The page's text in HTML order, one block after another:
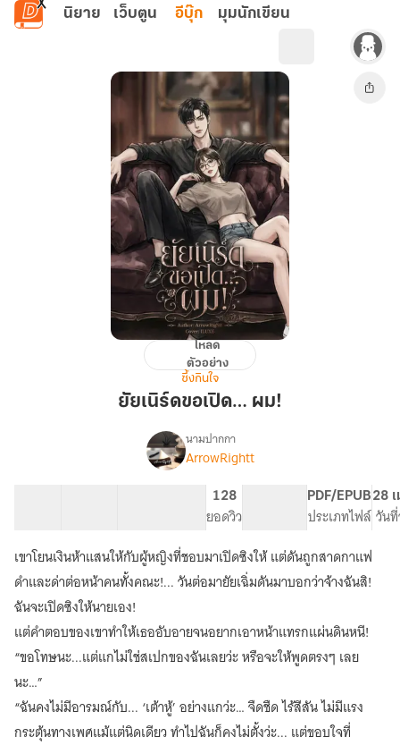
ข้ามไปยังเนื้อหาหลัก
นิยาย เว็บตูน อีบุ๊ก มุมนักเขียน
ยัยเนิร์ด
เปิด…
โหลด
ตัวอย่าง
ซึ้งกินใจ
ยัยเนิร์ดขอเปิด… ผม!
เรื่อง
ขอ
เปิด…
ผม!
นามปากกา
ArrowRightt
128
ยอดวิว
PDF/EPUB
ประเภทไฟล์
28
วัน
เขาโยนเงินห้าแสนให้กับผู้หญิงที่ชอบมาเปิดซิงให้ แต่ดันถูกสาดกาแฟ
ดำและด่าต่อหน้าคนทั้งคณะ!... วันต่อมายัยเฉิ่มดันมาบอกว่าจ้างฉันสิ!
ฉันจะเปิดซิงให้นายเอง!
แต่คำตอบของเขาทำให้เธออับอายจนอยากเอาหน้าแทรกแผ่นดินหนี!
“ขอโทษนะ...แต่แกไม่ใช่สเปกของฉันเลยว่ะ หรือจะให้พูดตรงๆ เลย
นะ…”
“ฉันคงไม่มีอารมณ์กับ... ‘เต้าหู้’ อย่างแกว่ะ… จืดชืด ไร้สีสัน ไม่มีแรง
กระตุ้นทางเพศแม้แต่นิดเดียว ทำไปฉันก็คงไม่ตั้งว่ะ... แต่ขอบใจที่